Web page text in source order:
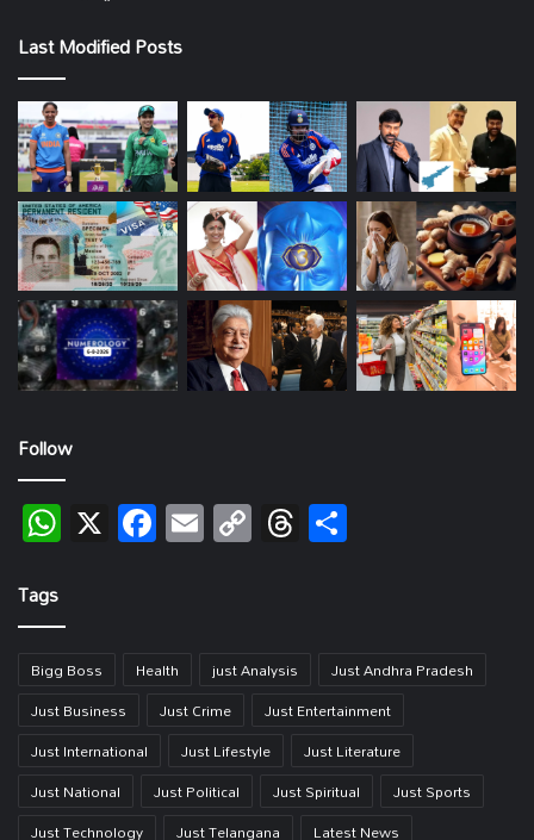
Last Modified Posts
Follow
WhatsApp
X Facebook
EmailCopy
Link
Threads
Tags
Bigg Boss Health just Analysis
Just Andhra Pradesh
Just Business
Just Crime
Just Entertainment
Just International
Just Lifestyle
Just Literature
Just National
Just Political Just Spiritual
Just Sports
Just Technology
Just Telangana Latest News